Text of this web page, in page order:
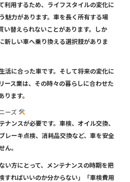
利用するため、ライフスタイルの変化に
魅力があります。車を長く所有する場
い替えられないことがあります。しか
新しい車へ乗り換える選択肢がありま
活に合った車です。そして将来の変化に
ース業は、その時々の暮らしに合わせた
ます。
ーズ
ンスが必要です。車検、オイル交換、
レーキ点検、消耗品交換など、車を安全
ん。
い方にとって、メンテナンスの時期を把
すればいいのか分からない」「車検費用